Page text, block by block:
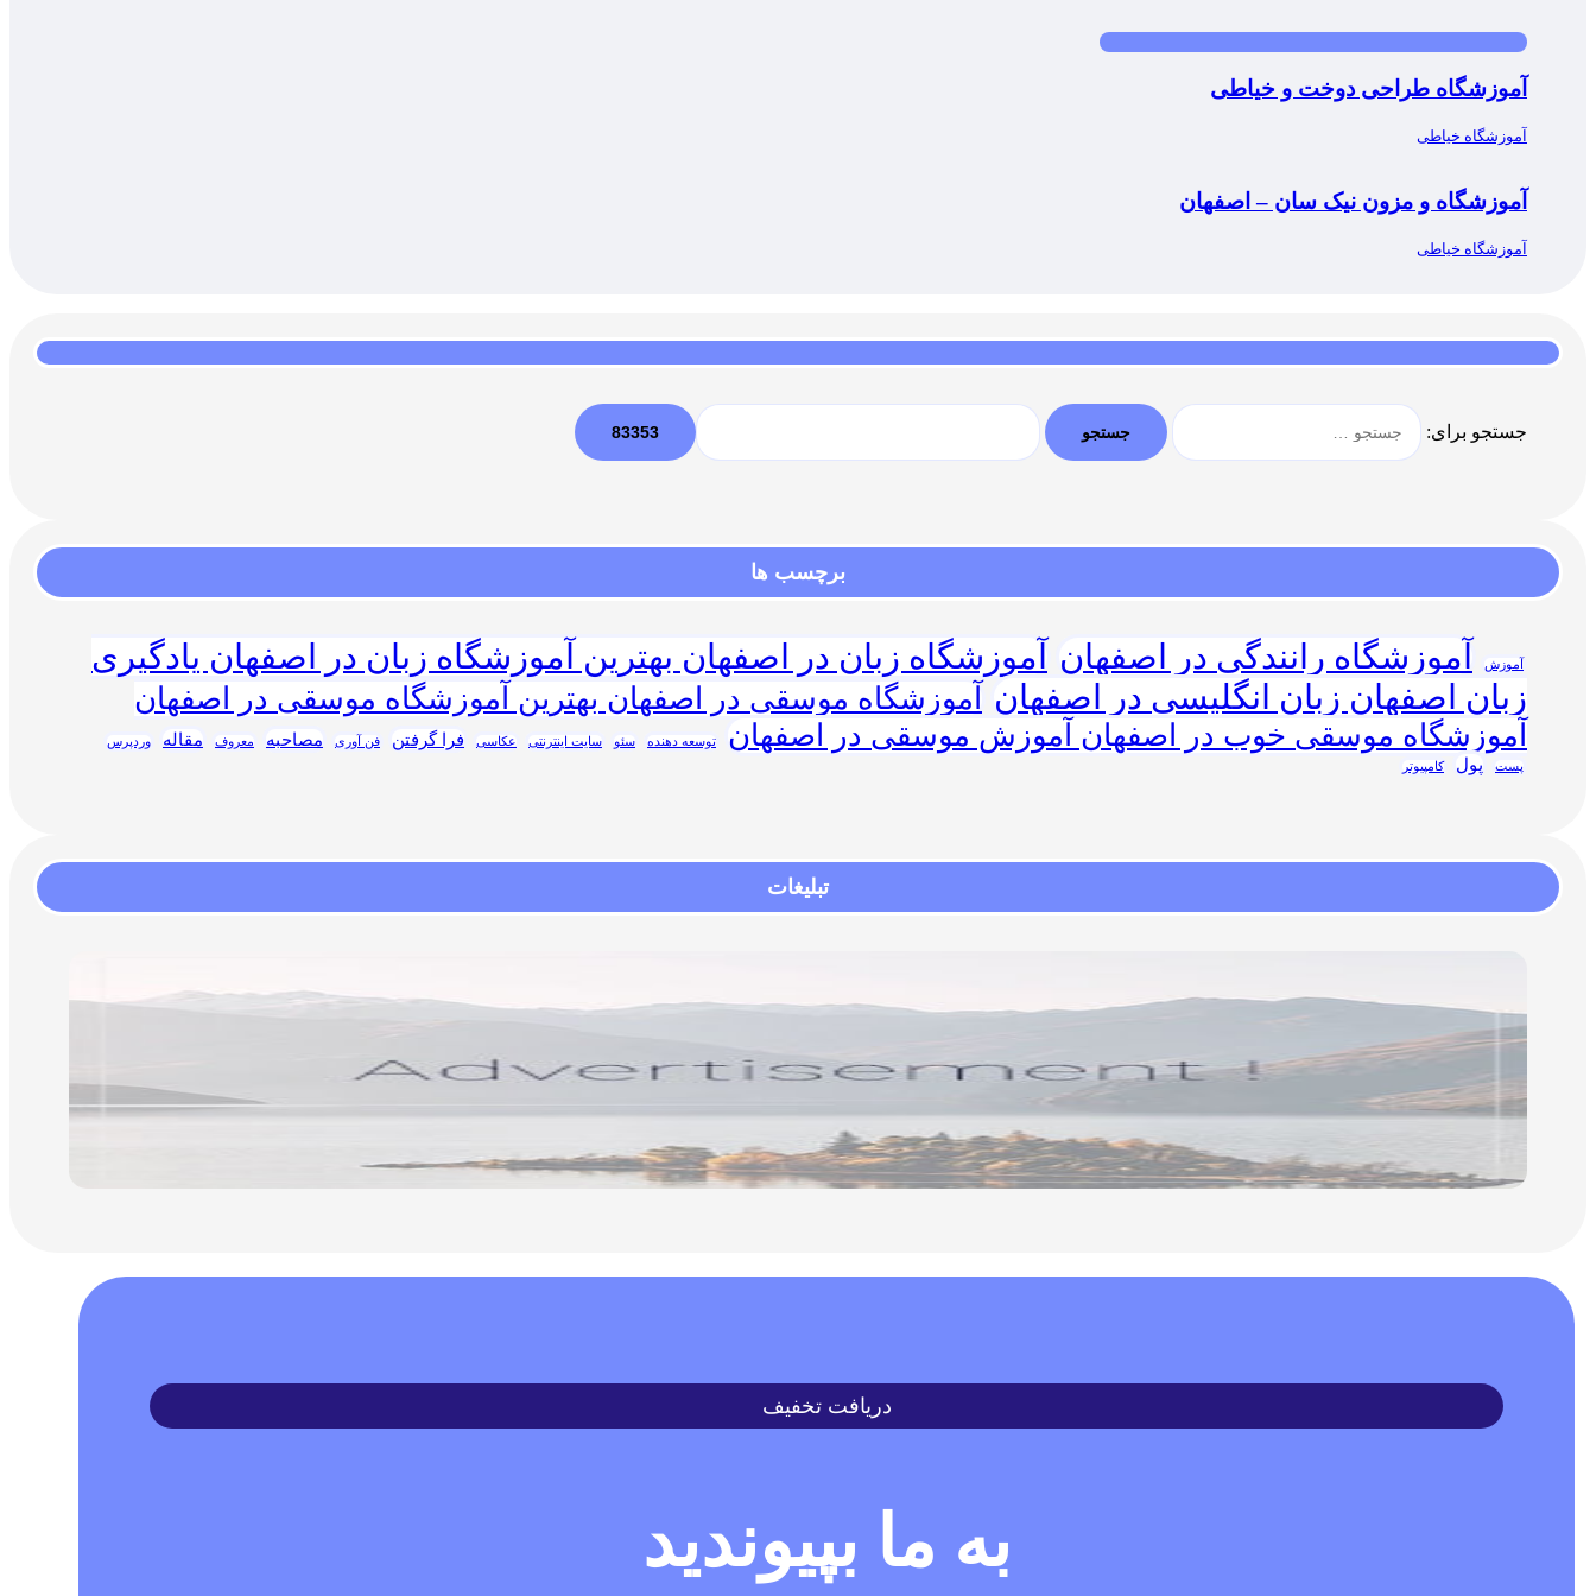
آموزشگاه طراحی دوخت و خیاطی
آموزشگاه خیاطی
آموزشگاه و مزون نیک سان – اصفهان
آموزشگاه خیاطی
جستجو برای:
برچسب ها
آموزش آموزشگاه رانندگی در اصفهان
آموزشگاه زبان در اصفهان بهترین آموزشگاه زبان در اصفهان یادگیری
زبان اصفهان زبان انگلیسی در اصفهان
آموزشگاه موسقی در اصفهان بهترین آموزشگاه موسقی در اصفهان
آموزشگاه موسقی خوب در اصفهان آموزش موسقی در اصفهان
توسعه دهنده سئو سایت اینترنتی عکاسی فرا گرفتن فن آوری مصاحبه معروف مقاله
وردپرس
پست
پول کامپیوتر
تبلیغات
دریافت تخفیف
به ما بپیوندید